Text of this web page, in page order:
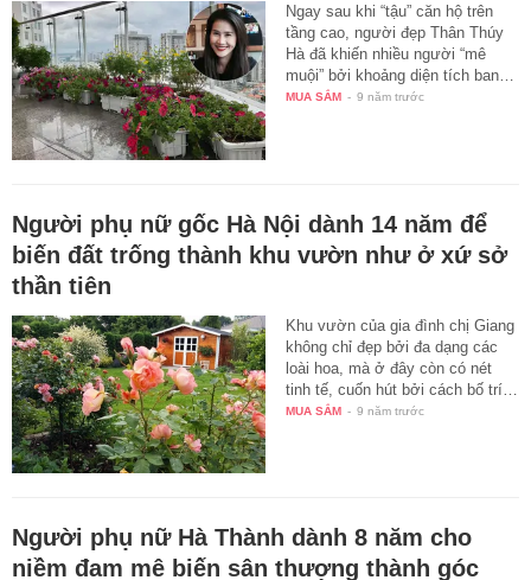
Ngay sau khi “tậu” căn hộ trên
tầng cao, người đẹp Thân Thúy
Hà đã khiến nhiều người “mê
muội” bởi khoảng diện tích ban…
MUA SẮM - 9 năm trước
Người phụ nữ gốc Hà Nội dành 14 năm để
biến đất trống thành khu vườn như ở xứ sở
thần tiên
Khu vườn của gia đình chị Giang
không chỉ đẹp bởi đa dạng các
loài hoa, mà ở đây còn có nét
tinh tế, cuốn hút bởi cách bố trí…
MUA SẮM - 9 năm trước
Người phụ nữ Hà Thành dành 8 năm cho
niềm đam mê biến sân thượng thành góc